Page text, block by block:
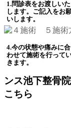
1.問診表をお渡しいた
します。ご記入をお
いします。
4.今の状態や痛みに合
わせて施術を行って
きます。
ンス池下整骨
こちら